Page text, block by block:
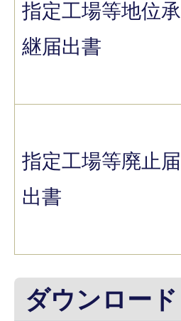
指定工場等地位承
継届出書
指定工場等廃止届
出書
ダウンロード